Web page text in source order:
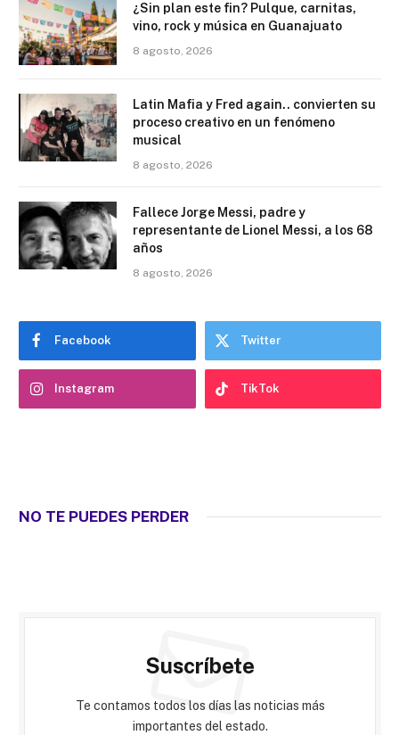
¿Sin plan este fin? Pulque, carnitas,
vino, rock y música en Guanajuato
8 agosto, 2026
Latin Mafia y Fred again.. convierten su
proceso creativo en un fenómeno
musical
8 agosto, 2026
Fallece Jorge Messi, padre y
representante de Lionel Messi, a los 68
años
8 agosto, 2026
Facebook Twitter
Instagram TikTok
NO TE PUEDES PERDER
Suscríbete
Te contamos todos los días las noticias más
importantes del estado.